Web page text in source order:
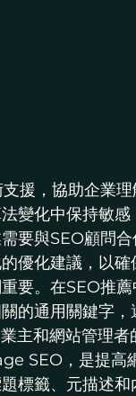
援，協助企業
變化中保持敏
要與SEO顧問
優化建議，以
要。在SEO推
的通用關鍵字
主和網站管理
SEO，是提高
標籤、元描述